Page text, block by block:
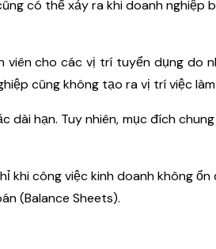
có thể xảy ra khi doanh nghiệp
cho các vị trí tuyển dụng do
cũng không tạo ra vị trí việc
hạn. Tuy nhiên, mục đích
công việc kinh doanh không ổn
(Balance Sheets).